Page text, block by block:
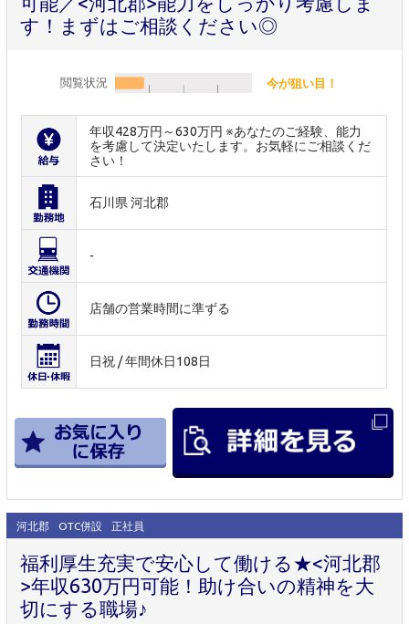
す！まずはご相談ください◎
閲覧状況 今が狙い目！
年収428万円～630万円 ※あなたのご経験、能力
を考慮して決定いたします。お気軽にご相談くだ
さい！
石川県 河北郡
-
店舗の営業時間に準ずる
日祝 / 年間休日108日
河北郡 OTC併設 正社員
福利厚生充実で安心して働ける★<河北郡
>年収630万円可能！助け合いの精神を大
切にする職場♪